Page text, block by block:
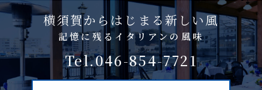
横須賀からはじまる新しい風
記憶に残るイタリアンの風味
Tel.046-854-7721